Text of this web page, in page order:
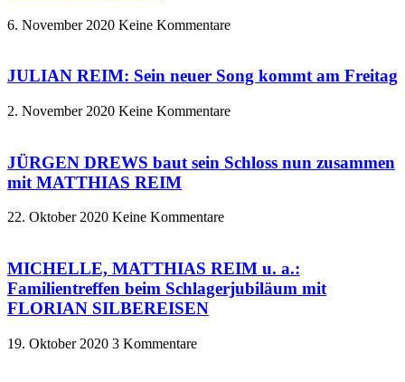
6. November 2020 Keine Kommentare
JULIAN REIM: Sein neuer Song kommt am Freitag
2. November 2020 Keine Kommentare
JÜRGEN DREWS baut sein Schloss nun zusammen
mit MATTHIAS REIM
22. Oktober 2020 Keine Kommentare
MICHELLE, MATTHIAS REIM u. a.:
Familientreffen beim Schlagerjubiläum mit
FLORIAN SILBEREISEN
19. Oktober 2020 3 Kommentare